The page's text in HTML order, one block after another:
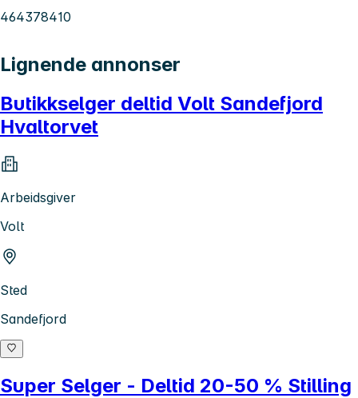
464378410
Lignende annonser
Butikkselger deltid Volt Sandefjord
Hvaltorvet
Arbeidsgiver
Volt
Sted
Sandefjord
Super Selger - Deltid 20-50 % Stilling